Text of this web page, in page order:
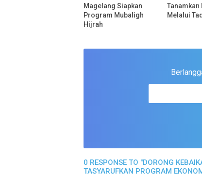
Magelang Siapkan
Program Mubaligh
Hijrah
Tanamkan
Melalui
0 RESPONSE TO "DORONG
TASYARUFKAN PROGRAM